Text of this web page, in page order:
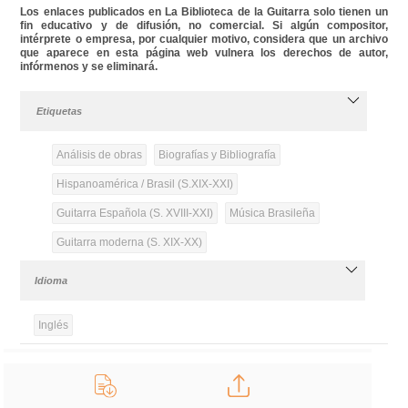
Los enlaces publicados en La Biblioteca de la Guitarra solo tienen un
fin educativo y de difusión, no comercial. Si algún compositor,
intérprete o empresa, por cualquier motivo, considera que un archivo
que aparece en esta página web vulnera los derechos de autor,
infórmenos y se eliminará.
Etiquetas
Análisis de obras Biografías y Bibliografía
Hispanoamérica / Brasil (S.XIX-XXI)
Guitarra Española (S. XVIII-XXI) Música Brasileña
Guitarra moderna (S. XIX-XX)
Idioma
Inglés